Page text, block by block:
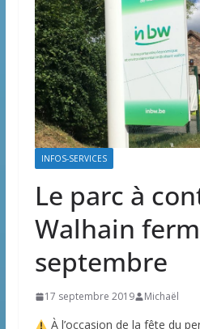
INFOS-SERVICES
Le parc à
Walhain
septembre
17 septembre 2019 Michaël
À l’occasion de la fête du